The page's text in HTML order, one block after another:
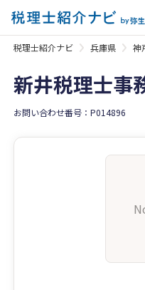
税理士紹介ナビ 兵庫県 神
新井税理士事
お問い合わせ番号：P014896